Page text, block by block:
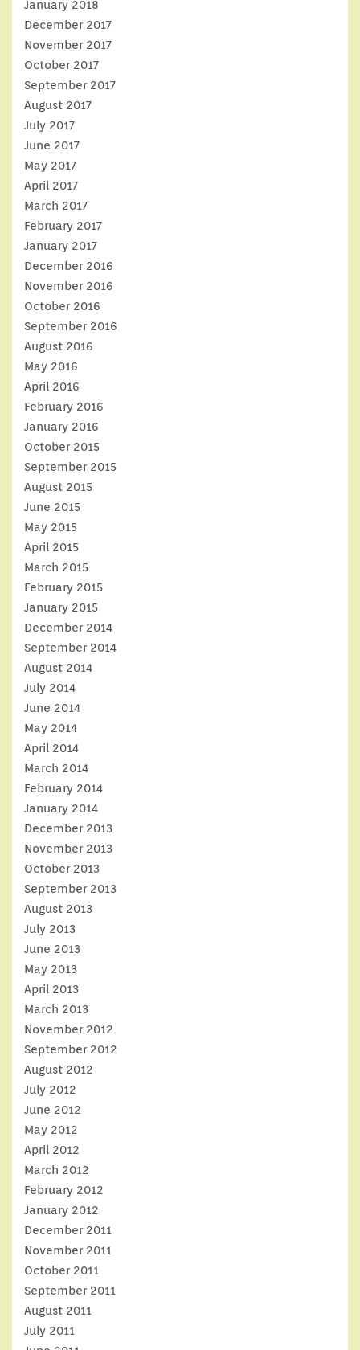
January 2018
December 2017
November 2017
October 2017
September 2017
August 2017
July 2017
June 2017
May 2017
April 2017
March 2017
February 2017
January 2017
December 2016
November 2016
October 2016
September 2016
August 2016
May 2016
April 2016
February 2016
January 2016
October 2015
September 2015
August 2015
June 2015
May 2015
April 2015
March 2015
February 2015
January 2015
December 2014
September 2014
August 2014
July 2014
June 2014
May 2014
April 2014
March 2014
February 2014
January 2014
December 2013
November 2013
October 2013
September 2013
August 2013
July 2013
June 2013
May 2013
April 2013
March 2013
November 2012
September 2012
August 2012
July 2012
June 2012
May 2012
April 2012
March 2012
February 2012
January 2012
December 2011
November 2011
October 2011
September 2011
August 2011
July 2011